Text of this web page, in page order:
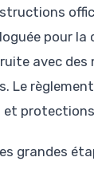
pour
avec des
Le
grandes